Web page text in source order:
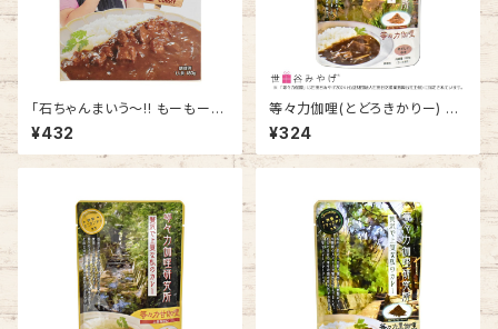
「石ちゃんまいう～!! もーもーカ
レー」中辛＜ビーフカレー＞
¥432
等々力伽哩(とどろきかりー) や
さしい中辛 80g (３～４皿分)
¥324